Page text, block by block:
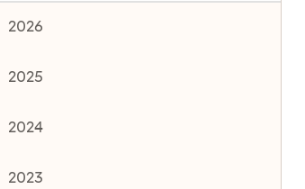
2026
2025
2024
2023